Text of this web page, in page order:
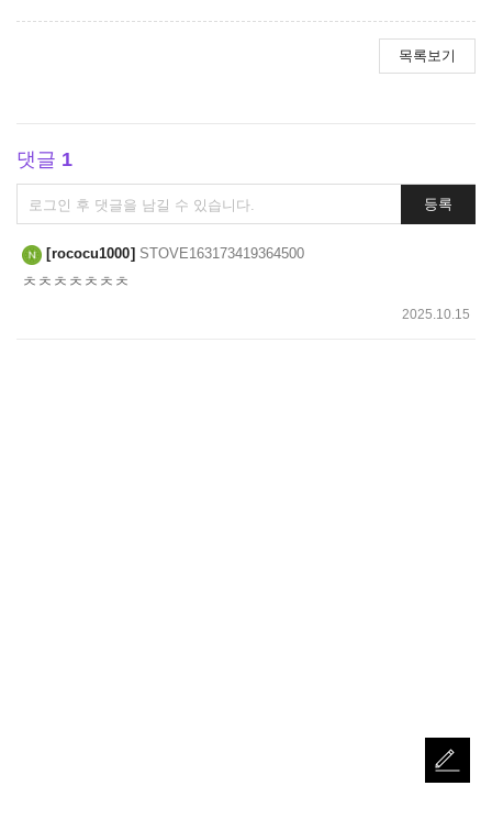
목록보기
댓글 1
댓
글
쓰
기
등록
rococu1000 STOVE163173419364500
ㅊㅊㅊㅊㅊㅊㅊ
2025.10.15